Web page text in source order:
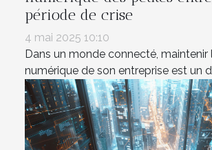
période de crise
4 mai 2025 10:10
Dans un monde connecté, maintenir
numérique de son entreprise est un